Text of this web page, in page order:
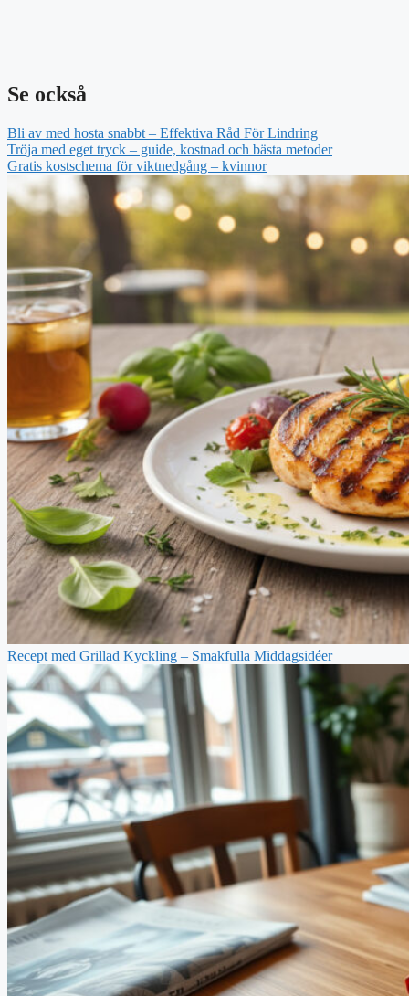
Se också
Bli av med hosta snabbt – Effektiva Råd För Lindring
Tröja med eget tryck – guide, kostnad och bästa metoder
Gratis kostschema för viktnedgång – kvinnor
Recept med Grillad Kyckling – Smakfulla Middagsidéer